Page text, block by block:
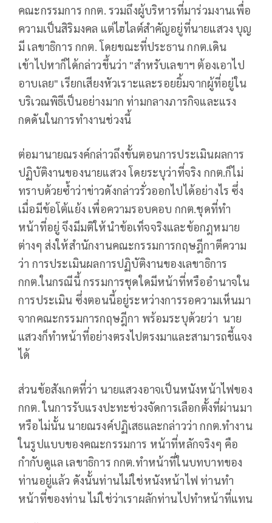
คณะกรรมการ กกต. รวมถึงผู้บริหารที่มาร่วมงานเพื่อ
ความเป็นสิริมงคล แต่ไฮไลต์สำคัญอยู่ที่นายแสวง บุญ
มี เลขาธิการ กกต. โดยขณะที่ประธาน กกต.เดิน
เข้าไปหาก็ได้กล่าวขึ้นว่า "สำหรับเลขาฯ ต้องเอาไป
อาบเลย" เรียกเสียงหัวเราะและรอยยิ้มจากผู้ที่อยู่ใน
บริเวณพิธีเป็นอย่างมาก ท่ามกลางภารกิจและแรง
กดดันในการทำงานช่วงนี้
ต่อมานายณรงค์กล่าวถึงขั้นตอนการประเมินผลการ
ปฏิบัติงานของนายแสวง โดยระบุว่าที่จริง กกต.ก็ไม่
ทราบด้วยซ้ำว่าข่าวดังกล่าวรั่วออกไปได้อย่างไร ซึ่ง
เมื่อมีข้อโต้แย้ง เพื่อความรอบคอบ กกต.ชุดที่ทำ
หน้าที่อยู่ จึงมีมติให้นำข้อเท็จจริงและข้อกฎหมาย
ต่างๆ ส่งให้สำนักงานคณะกรรมการกฤษฎีกาตีความ
ว่า การประเมินผลการปฏิบัติงานของเลขาธิการ
กกต.ในกรณีนี้ กรรมการชุดใดมีหน้าที่หรืออำนาจใน
การประเมิน ซึ่งตอนนี้อยู่ระหว่างการรอความเห็นมา
จากคณะกรรมการกฤษฎีกา พร้อมระบุด้วยว่า นาย
แสวงก็ทำหน้าที่อย่างตรงไปตรงมาและสามารถชี้แจง
ได้
ส่วนข้อสังเกตที่ว่า นายแสวงอาจเป็นหนังหน้าไฟของ
กกต. ในการรับแรงปะทะช่วงจัดการเลือกตั้งที่ผ่านมา
หรือไม่นั้น นายณรงค์ปฏิเสธและกล่าวว่า กกต.ทำงาน
ในรูปแบบของคณะกรรมการ หน้าที่หลักจริงๆ คือ
กำกับดูแล เลขาธิการ กกต.ทำหน้าที่ในบทบาทของ
ท่านอยู่แล้ว ดังนั้นท่านไม่ใช่หนังหน้าไฟ ท่านทำ
หน้าที่ของท่าน ไม่ใช่ว่าเราผลักท่านไปทำหน้าที่แทน